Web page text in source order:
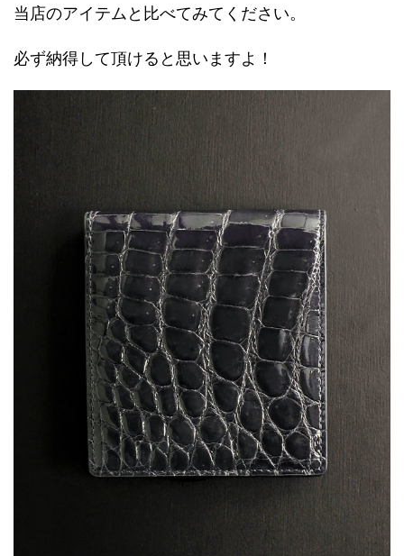
当店のアイテムと比べてみてください。
必ず納得して頂けると思いますよ！